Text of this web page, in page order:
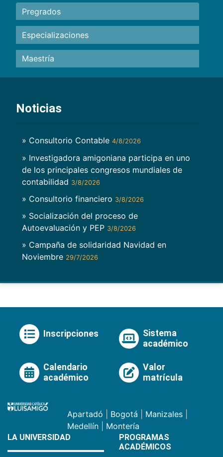
Pregrados
Especializaciones
Maestría
Noticias
» Consultorio Contable 4/8/2026
» Investigadora amigoniana participa en uno
de los principales congresos mundiales de
contabilidad 3/8/2026
» Consultorio financiero 3/8/2026
» Socialización del proceso de
Autoevaluación y PEP 3/8/2026
» Campaña de solidaridad Navidad en
Noviembre 29/7/2026
Inscripciones
Sistema
académico
Calendario
académico
Valor
matrícula
Apartadó Bogotá Manizales
Medellín
Montería
LA UNIVERSIDAD
PROGRAMAS
ACADÉMICOS